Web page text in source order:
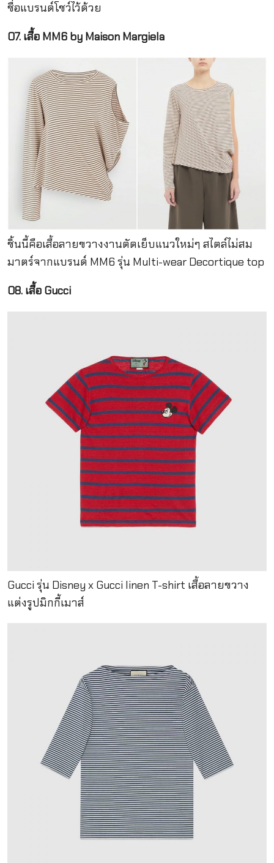
ชื่อแบรนด์โชว์ไว้ด้วย
07. เสื้อ MM6 by Maison Margiela
ชิ้นนี้คือเสื้อลายขวางงานตัดเย็บแนวใหม่ๆ สไตล์ไม่สม
มาตร์จากแบรนด์ MM6 รุ่น Multi-wear Decortique top
08. เสื้อ Gucci
Gucci รุ่น Disney x Gucci linen T-shirt เสื้อลายขวาง
แต่งรูปมิกกี้เมาส์